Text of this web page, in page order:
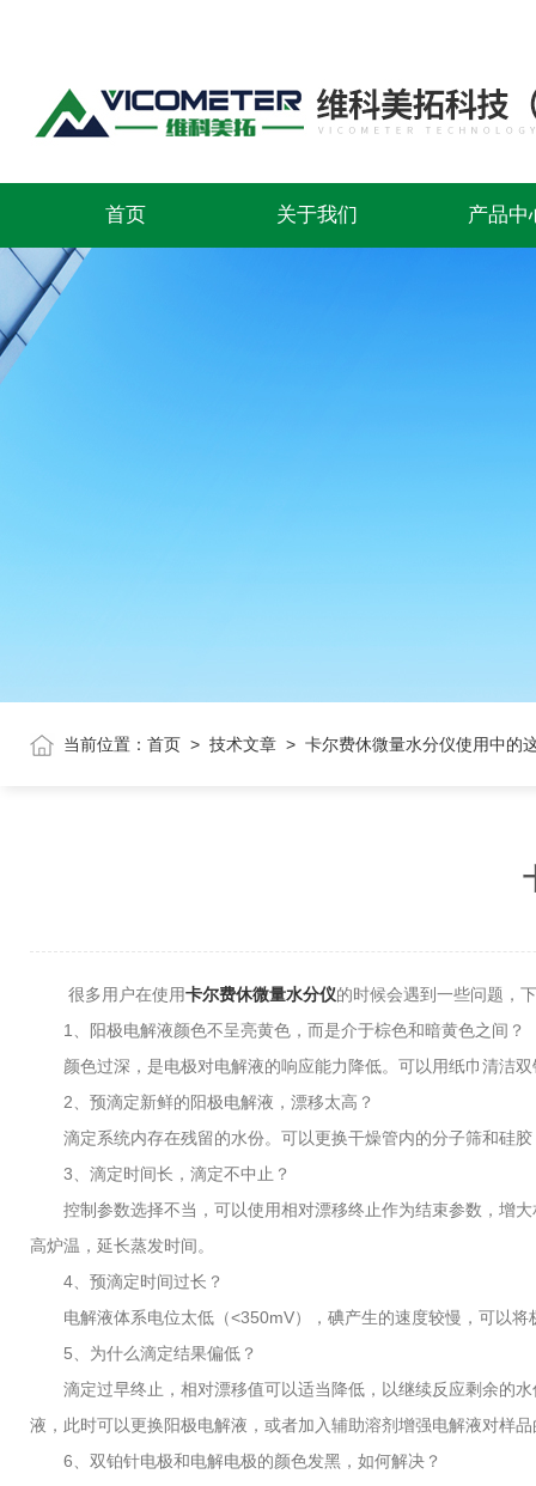
首页 关于我们 产品中
当前位置： 首页 > 技术文章 > 卡尔费休微量水分仪使用中的
很多用户在使用卡尔费休微量水分仪的时候会遇到一些问题，
1、阳极电解液颜色不呈亮黄色，而是介于棕色和暗黄色之间？
颜色过深，是电极对电解液的响应能力降低。可以用纸巾清洁双
2、预滴定新鲜的阳极电解液，漂移太高？
滴定系统内存在残留的水份。可以更换干燥管内的分子筛和硅胶
3、滴定时间长，滴定不中止？
控制参数选择不当，可以使用相对漂移终止作为结束参数，增大
高炉温，延长蒸发时间。
4、预滴定时间过长？
电解液体系电位太低（<350mV），碘产生的速度较慢，可以将
5、为什么滴定结果偏低？
滴定过早终止，相对漂移值可以适当降低，以继续反应剩余的水
液，此时可以更换阳极电解液，或者加入辅助溶剂增强电解液对样
6、双铂针电极和电解电极的颜色发黑，如何解决？